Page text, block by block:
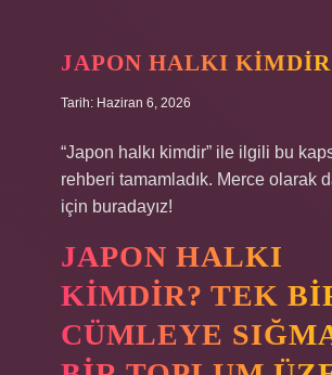
Hakkımızda
JAPON HALKI KIMDIR
Tarih: Haziran 6, 2026
“Japon halkı kimdir” ile ilgili bu
rehberi tamamladık. Merce olarak
için buradayız!
JAPON HALKI
KIMDIR? TEK
CÜMLEYE